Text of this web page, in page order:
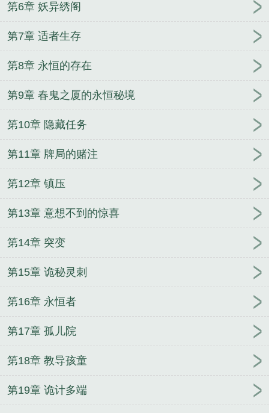
第6章 妖异绣阁
第7章 适者生存
第8章 永恒的存在
第9章 春鬼之厦的永恒秘境
第10章 隐藏任务
第11章 牌局的赌注
第12章 镇压
第13章 意想不到的惊喜
第14章 突变
第15章 诡秘灵刺
第16章 永恒者
第17章 孤儿院
第18章 教导孩童
第19章 诡计多端